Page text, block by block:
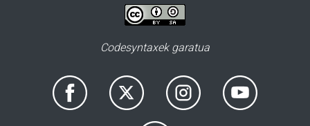
Codesyntaxek garatua